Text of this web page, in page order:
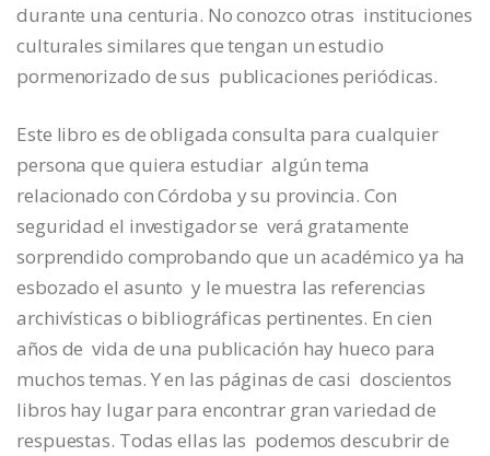
durante una centuria. No conozco otras instituciones
culturales similares que tengan un estudio
pormenorizado de sus publicaciones periódicas.
Este libro es de obligada consulta para cualquier
persona que quiera estudiar algún tema
relacionado con Córdoba y su provincia. Con
seguridad el investigador se verá gratamente
sorprendido comprobando que un académico ya ha
esbozado el asunto y le muestra las referencias
archivísticas o bibliográficas pertinentes. En cien
años de vida de una publicación hay hueco para
muchos temas. Y en las páginas de casi doscientos
libros hay lugar para encontrar gran variedad de
respuestas. Todas ellas las podemos descubrir de